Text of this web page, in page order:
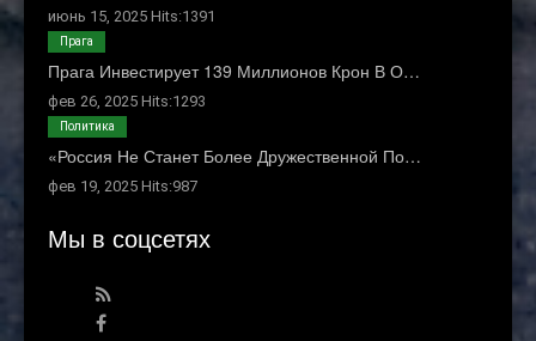
июнь 15, 2025 Hits:1391
Прага Инвестирует 139 Миллионов Крон В О…
фев 26, 2025 Hits:1293
Прага
«Россия Не Станет Более Дружественной По…
фев 19, 2025 Hits:987
Политика
Мы в соцсетях